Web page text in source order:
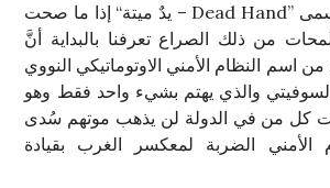
في هذه الحلقة المُسمى ”Dead Hand – يدٌ ميتة“ إذا ما صحت
من ذلك الصراع تعرفنا بالبداية أنَّ
اسم النظام الأمني الاوتوماتيكي النووي
السوفيتي والذي يهتم بشيء واحد فقط وهو
كل من في الدولة لن يذهب موتهم سُدى
الأمني الضربة لمعكسر الغرب بقيادة